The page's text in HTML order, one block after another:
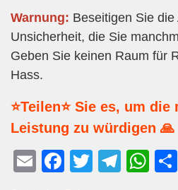
Warnung: Beseitigen Sie die
Unsicherheit, die Sie
Geben Sie keinen Raum für
Hass.
⭐Teilen⭐ Sie es, um
Leistung zu würdigen 🙏
E
F
T
T
W